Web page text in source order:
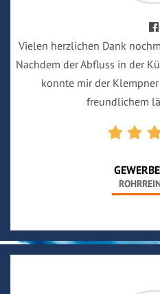
Vielen herzlichen Dank
Nachdem der Abfluss in der
konnte mir der
freundlichem